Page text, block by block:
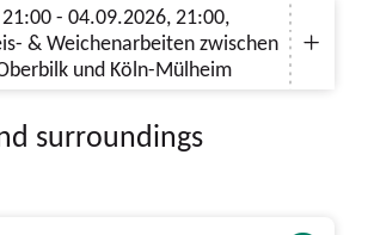
21:00,
& Weichenarbeiten zwischen
und Köln-Mülheim
surroundings